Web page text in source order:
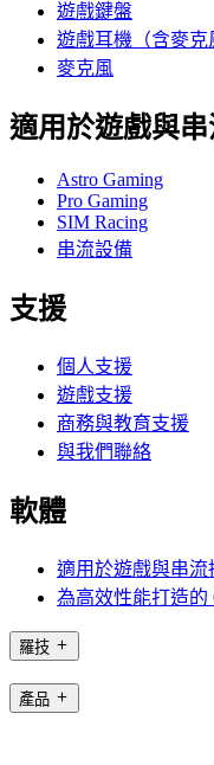
遊戲鍵盤
遊戲耳機（含麥克
麥克風
適用於遊戲與
Astro Gaming
Pro Gaming
SIM Racing
串流設備
支援
個人支援
遊戲支援
商務與教育支援
與我們聯絡
軟體
適用於遊戲與串
為高效性能打造的
羅技
產品